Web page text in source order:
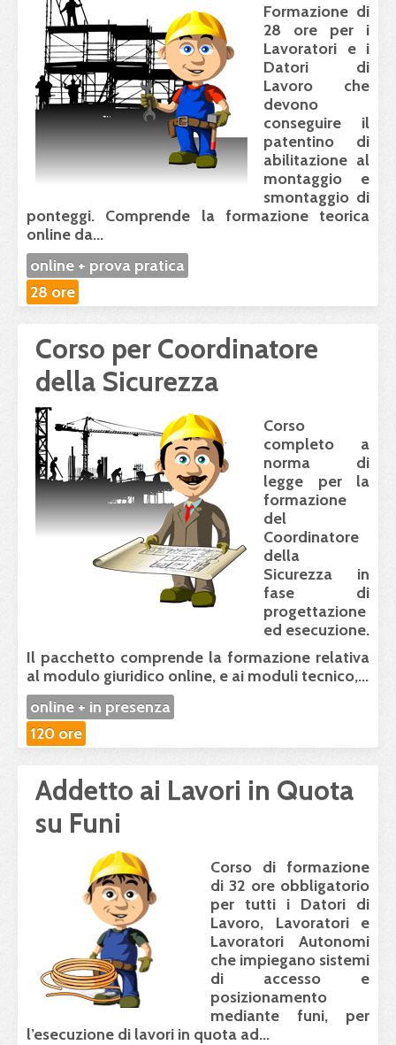
Formazione di
28 ore per i
Lavoratori e i
Datori di
Lavoro che
devono
conseguire il
patentino di
abilitazione al
montaggio e
smontaggio di
ponteggi. Comprende la formazione teorica
online da...
online + prova pratica
28 ore
Corso per Coordinatore
della Sicurezza
Corso
completo a
norma di
legge per la
formazione
del
Coordinatore
della
Sicurezza in
fase di
progettazione
ed esecuzione.
Il pacchetto comprende la formazione relativa
al modulo giuridico online, e ai moduli tecnico,...
online + in presenza
120 ore
Addetto ai Lavori in Quota
su Funi
Corso di formazione
di 32 ore obbligatorio
per tutti i Datori di
Lavoro, Lavoratori e
Lavoratori Autonomi
che impiegano sistemi
di accesso e
posizionamento
mediante funi, per
l’esecuzione di lavori in quota ad...